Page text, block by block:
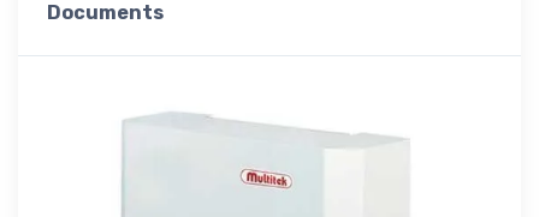
Documents